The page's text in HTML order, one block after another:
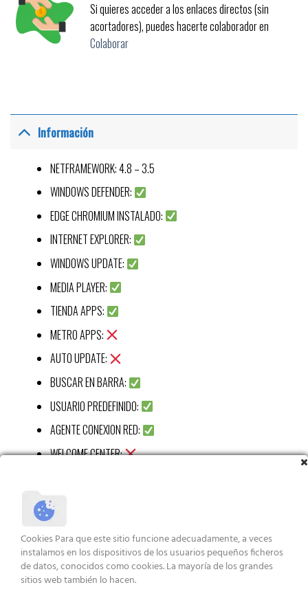
Si quieres acceder a los enlaces directos (sin
acortadores), puedes hacerte colaborador en
Colaborar
Información
NETFRAMEWORK: 4.8 – 3.5
WINDOWS DEFENDER:
EDGE CHROMIUM INSTALADO:
INTERNET EXPLORER:
WINDOWS UPDATE:
MEDIA PLAYER:
TIENDA APPS:
METRO APPS:
AUTO UPDATE:
BUSCAR EN BARRA:
USUARIO PREDEFINIDO:
AGENTE CONEXION RED:
WELCOME CENTER:
RECORTES APP:
STICKY APP:
VISUALIZ WIN 7:
XBOX APP:
Cookies Para que este sitio funcione adecuadamente, a veces
instalamos en los dispositivos de los usuarios pequeños ficheros
de datos, conocidos como cookies. La mayoría de los grandes
sitios web también lo hacen.